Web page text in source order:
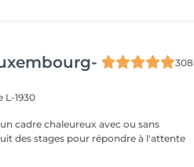
308
L-1930
cadre chaleureux avec ou sans
des stages pour répondre à l'attente